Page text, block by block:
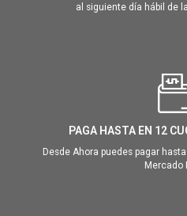
al siguiente día hábil de
PAGA HASTA EN 12
Desde Ahora puedes pagar
Mercado